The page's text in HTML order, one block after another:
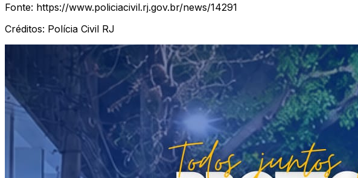
Fonte: https://www.policiacivil.rj.gov.br/news/14291
Créditos: Polícia Civil RJ